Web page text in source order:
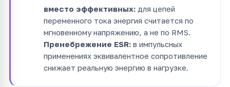
вместо эффективных: для цепей
переменного тока энергия считается по
мгновенному напряжению, а не по RMS.
Пренебрежение ESR: в импульсных
применениях эквивалентное сопротивление
снижает реальную энергию в нагрузке.